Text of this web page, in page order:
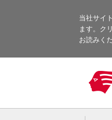
当社サイ
ます。ク
お読みく